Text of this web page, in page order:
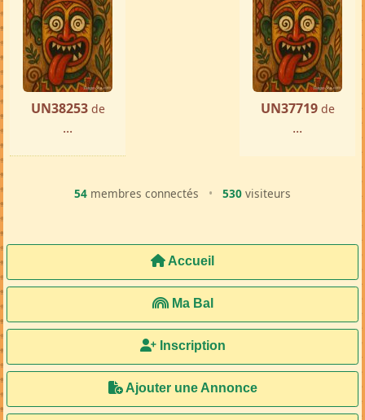
UN38253 de
...
UN37719 de
...
54 membres connectés • 530 visiteurs
Accueil
Ma Bal
Inscription
Ajouter une Annonce